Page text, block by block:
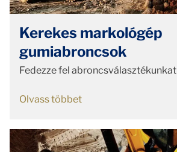
Kerekes markológép
gumiabroncsok
Fedezze fel abroncsválasztékunkat
Olvass többet